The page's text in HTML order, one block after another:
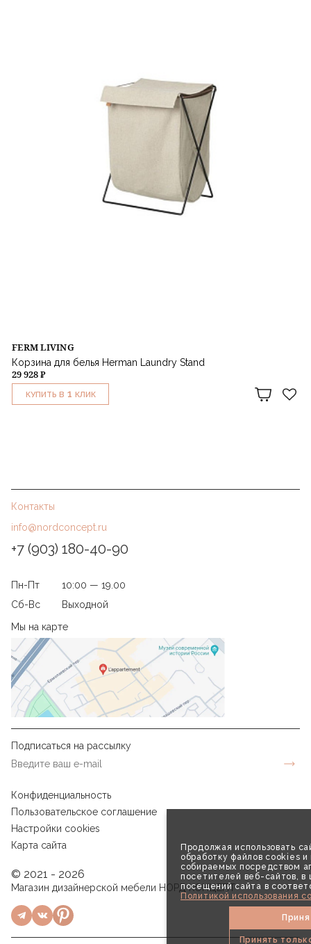
Продолжая использовать
обработку файлов cookies и
собираемых посредством
посетителей веб-сайтов, в
посещений сайта в
Политикой использования
Принять
FERM LIVING
Корзина для белья Herman Laundry Stand
29 928 ₽
КУПИТЬ В 1 КЛИК
Контакты
info@nordconcept.ru
+7 (903) 180-40-90
Пн-Пт
10:00 — 19.00
Сб-Вс
Выходной
Мы на карте
Подписаться на рассылку
Конфиденциальность
Пользовательское соглашение
Настройки cookies
Карта сайта
© 2021 - 2026
Магазин дизайнерской мебели НОРД КОНЦЕПТ